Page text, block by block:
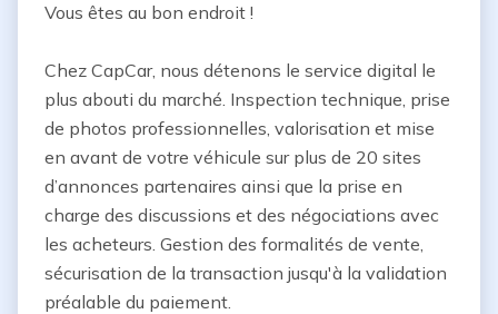
Vous êtes au bon endroit !
Chez CapCar, nous détenons le service digital le
plus abouti du marché. Inspection technique, prise
de photos professionnelles, valorisation et mise
en avant de votre véhicule sur plus de 20 sites
d’annonces partenaires ainsi que la prise en
charge des discussions et des négociations avec
les acheteurs. Gestion des formalités de vente,
sécurisation de la transaction jusqu'à la validation
préalable du paiement.